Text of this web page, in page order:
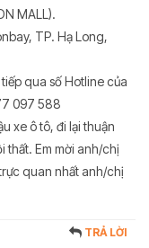
MALL).
TP. Hạ Long,
qua số Hotline của
097 588
xe ô tô, đi lại thuận
thất. Em mời anh/chị
quan nhất anh/chị
TRẢ LỜI